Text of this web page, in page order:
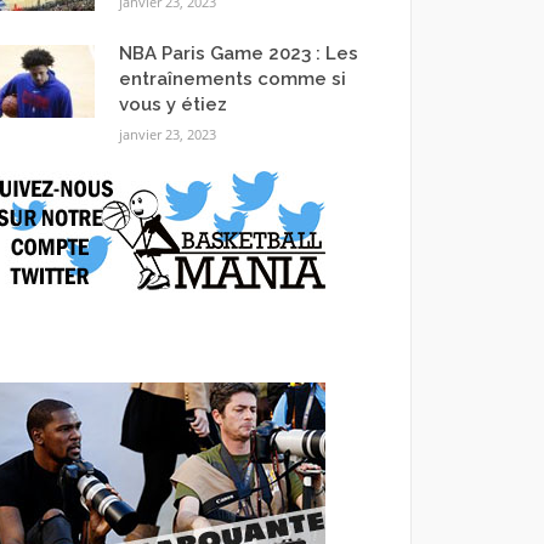
NBA Paris Game 2023 : Les
entraînements comme si
vous y étiez
janvier 23, 2023